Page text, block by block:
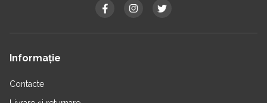
Informație
Contacte